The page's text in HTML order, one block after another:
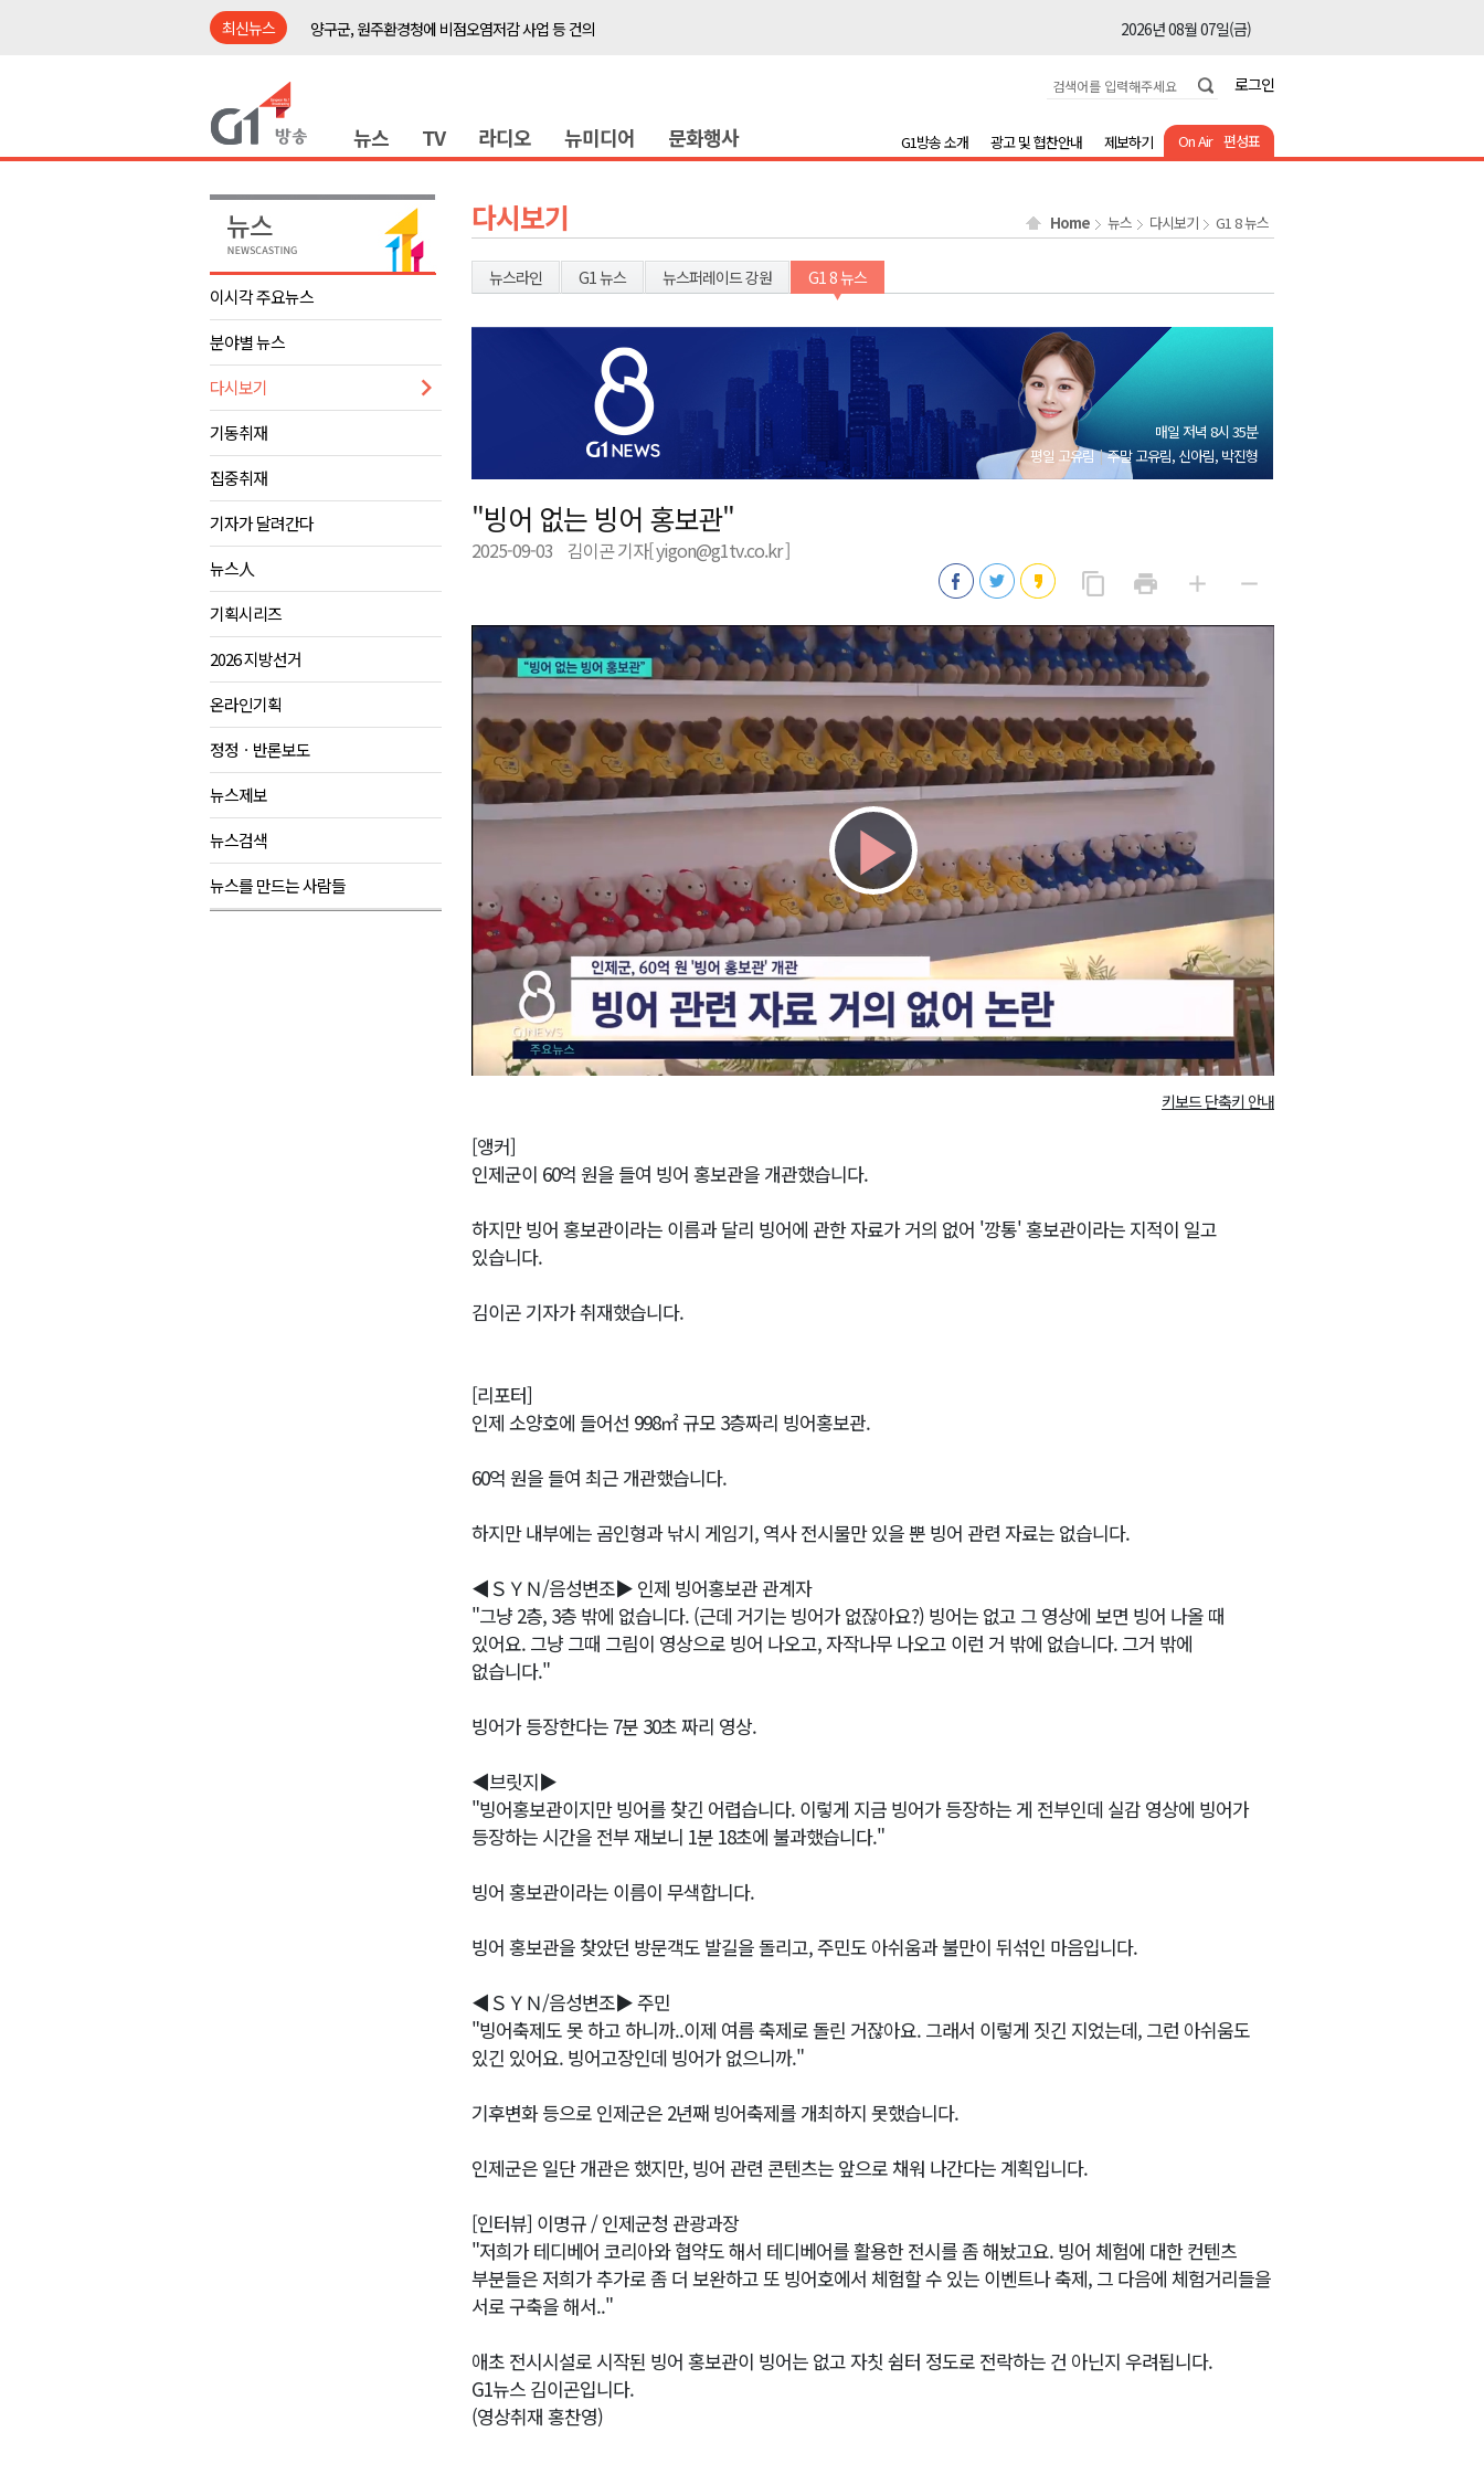
최신뉴스
양구군, 원주환경청에 비점오염저감 사업 등 건의
2026년 08월 07일(금)
2026년 08월 07일(금)
원주시, 하반기 중소기업육성자금 지원 접수
2026년 08월 07일(금)
태백시, 28~29일 제5회 황부자 며느리 축제
오늘 극한폭염 계속..낮 최고 ‘영상 38도’
2026년 08월 07일(금)
썩고, 무르고..농산물 피해 속출
2026년 08월 07일(금)
양구군, 원주환경청에 비점오염저감 사업 등 건의
2026년 08월 07일(금)
<강원랜드> 관광객이 인구 3배..싱가포르 복합리조트
2026년 08월 07일(금)
<강원랜드> 마카오 카지노 "복합리조트로 진화 중"
2026년 08월 07일(금)
강원도립대학교, 하반기 평생교육원 수강생 모집
태백시, 28~29일 제5회 황부자 며느리 축제
오늘 극한폭염 계속..낮 최고 ‘영상 38도’
2026년 08월 07일(금)
썩고, 무르고..농산물 피해 속출
2026년 08월 07일(금)
로그인
뉴스 TV 라디오 뉴미디어 문화행사 On Air 편성표
G1방송 소개 광고 및 협찬안내 제보하기
이시각 주요뉴스
분야별 뉴스
다시보기
기동취재
집중취재
기자가 달려간다
뉴스人
기획시리즈
2026 지방선거
온라인기획
정정ㆍ반론보도
뉴스제보
뉴스검색
뉴스를 만드는 사람들
다시보기 Home 뉴스 다시보기 G1 8 뉴스
뉴스라인 G1 뉴스 뉴스퍼레이드 강원 G1 8 뉴스
매일 저녁 8시 35분
평일 고유림
주말 고유림, 신아림, 박진형
"빙어 없는 빙어 홍보관"
2025-09-03 김이곤 기자[ yigon@g1tv.co.kr ]
content_copy
사
print add
게
remove
게
Play
Video
키보드 단축키 안내
[앵커]
인제군이 60억 원을 들여 빙어 홍보관을 개관했습니다.
하지만 빙어 홍보관이라는 이름과 달리 빙어에 관한 자료가 거의 없어 '깡통' 홍보관이라는 지적이 일고
있습니다.
김이곤 기자가 취재했습니다.
[리포터]
인제 소양호에 들어선 998㎡ 규모 3층짜리 빙어홍보관.
60억 원을 들여 최근 개관했습니다.
하지만 내부에는 곰인형과 낚시 게임기, 역사 전시물만 있을 뿐 빙어 관련 자료는 없습니다.
◀ＳＹＮ/음성변조▶ 인제 빙어홍보관 관계자
"그냥 2층, 3층 밖에 없습니다. (근데 거기는 빙어가 없잖아요?) 빙어는 없고 그 영상에 보면 빙어 나올 때
있어요. 그냥 그때 그림이 영상으로 빙어 나오고, 자작나무 나오고 이런 거 밖에 없습니다. 그거 밖에
없습니다."
빙어가 등장한다는 7분 30초 짜리 영상.
◀브릿지▶
"빙어홍보관이지만 빙어를 찾긴 어렵습니다. 이렇게 지금 빙어가 등장하는 게 전부인데 실감 영상에 빙어가
등장하는 시간을 전부 재보니 1분 18초에 불과했습니다."
빙어 홍보관이라는 이름이 무색합니다.
빙어 홍보관을 찾았던 방문객도 발길을 돌리고, 주민도 아쉬움과 불만이 뒤섞인 마음입니다.
◀ＳＹＮ/음성변조▶ 주민
"빙어축제도 못 하고 하니까..이제 여름 축제로 돌린 거잖아요. 그래서 이렇게 짓긴 지었는데, 그런 아쉬움도
있긴 있어요. 빙어고장인데 빙어가 없으니까."
기후변화 등으로 인제군은 2년째 빙어축제를 개최하지 못했습니다.
인제군은 일단 개관은 했지만, 빙어 관련 콘텐츠는 앞으로 채워 나간다는 계획입니다.
[인터뷰] 이명규 / 인제군청 관광과장
"저희가 테디베어 코리아와 협약도 해서 테디베어를 활용한 전시를 좀 해놨고요. 빙어 체험에 대한 컨텐츠
부분들은 저희가 추가로 좀 더 보완하고 또 빙어호에서 체험할 수 있는 이벤트나 축제, 그 다음에 체험거리들을
서로 구축을 해서.."
애초 전시시설로 시작된 빙어 홍보관이 빙어는 없고 자칫 쉼터 정도로 전락하는 건 아닌지 우려됩니다.
G1뉴스 김이곤입니다.
(영상취재 홍찬영)